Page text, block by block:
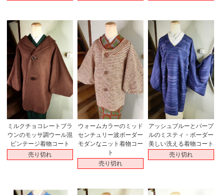
ミルクチョコレートブラ
ウンのモッサ調ウール混
ビンテージ着物コート
売り切れ
ウォームカラーのミッド
センチュリー波ボーダー
モダンなニット着物コー
ト
売り切れ
アッシュブルーとパープ
ルのミスティ・ボーダー
美しい洗える着物コート
売り切れ